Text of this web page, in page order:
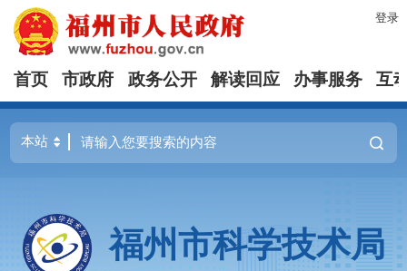
登录
首页 市政府 政务公开 解读回应 办事服务 互
福州市科学技术局